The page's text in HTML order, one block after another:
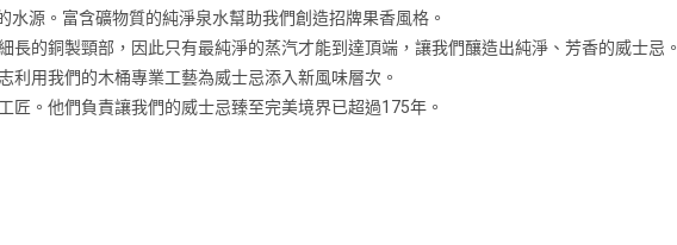
水源。富含礦物質的純淨泉水幫助我們創造招牌果香風格。
長的銅製頸部，因此只有最純淨的蒸汽才能到達頂端，讓我們釀造出純淨、芳香的威士忌。
利用我們的木桶專業工藝為威士忌添入新風味層次。
匠。他們負責讓我們的威士忌臻至完美境界已超過175年。